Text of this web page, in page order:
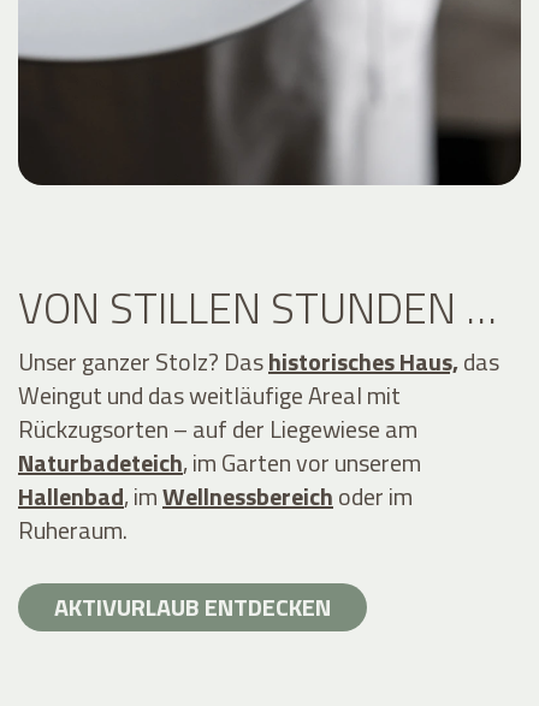
VON STILLEN STUNDEN …
Unser ganzer Stolz? Dashistorisches Haus,das
Weingut und das weitläufige Areal mit
Rückzugsorten – auf der Liegewiese am
Naturbadeteich, im Garten vor unserem
Hallenbad, imWellnessbereichoder im
Ruheraum.
AKTIVURLAUB ENTDECKEN